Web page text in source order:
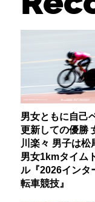
男女ともに自己
更新しての優勝
川楽々 男子は松
男女1kmタイム
ル『2026インタ
転車競技』